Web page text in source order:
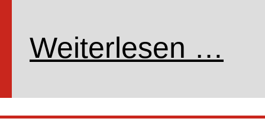
Weiterlesen …